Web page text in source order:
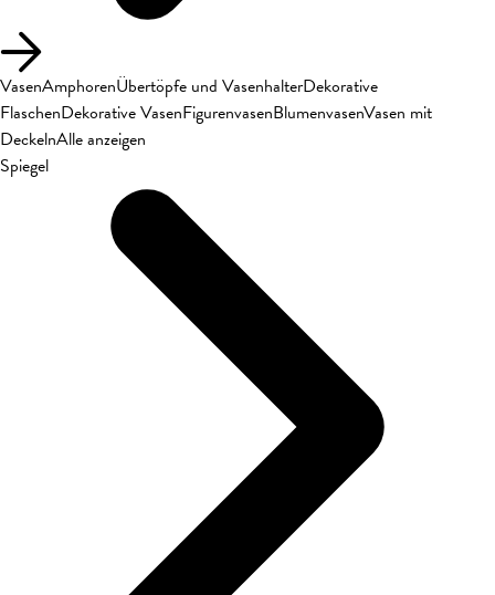
VasenAmphorenÜbertöpfe und VasenhalterDekorative
FlaschenDekorative VasenFigurenvasenBlumenvasenVasen mit
DeckelnAlle anzeigen
Spiegel